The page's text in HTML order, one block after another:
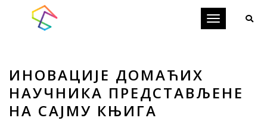
Toggle
ИНОВАЦИЈЕ ДОМАЋИХ
НАУЧНИКА ПРЕДСТАВЉЕНЕ
НА САЈМУ КЊИГА